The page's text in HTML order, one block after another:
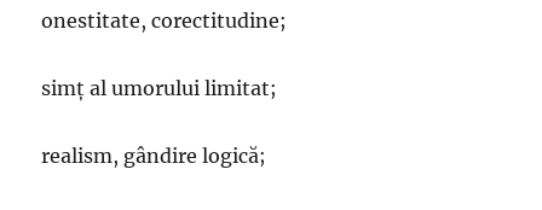
onestitate, corectitudine;
simț al umorului limitat;
realism, gândire logică;